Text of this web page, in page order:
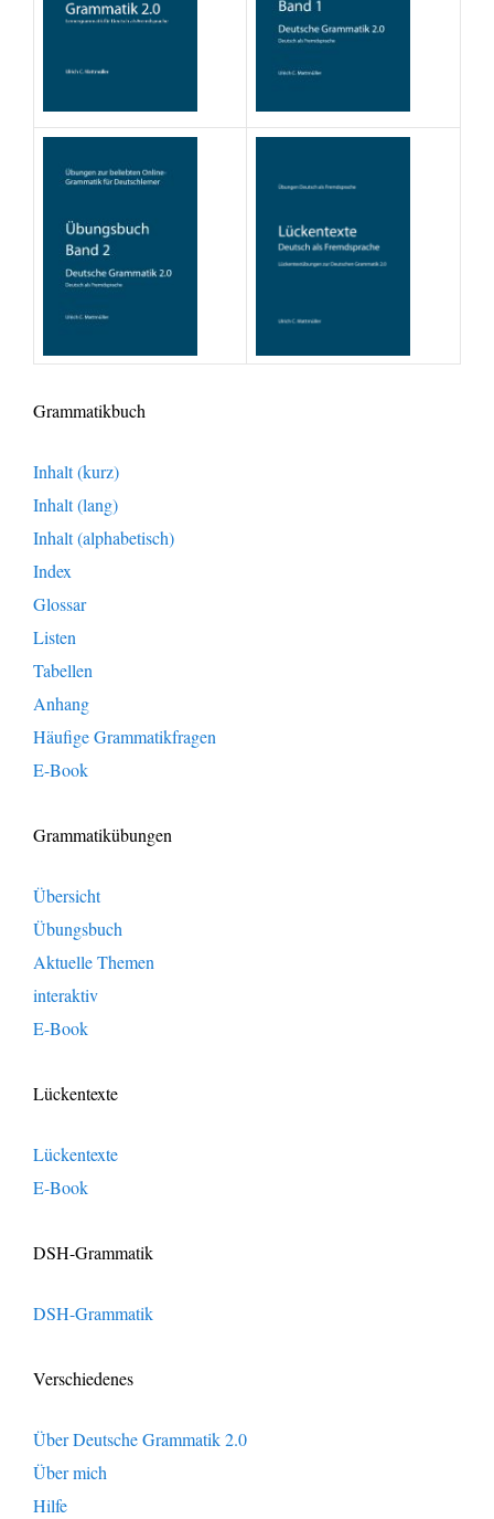
Grammatikbuch
Inhalt (kurz)
Inhalt (lang)
Inhalt (alphabetisch)
Index
Glossar
Listen
Tabellen
Anhang
Häufige Grammatikfragen
E-Book
Grammatikübungen
Übersicht
Übungsbuch
Aktuelle Themen
interaktiv
E-Book
Lückentexte
Lückentexte
E-Book
DSH-Grammatik
DSH-Grammatik
Verschiedenes
Über Deutsche Grammatik 2.0
Über mich
Hilfe